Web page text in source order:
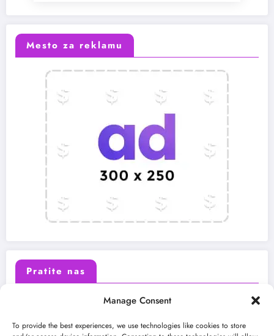
Manage Consent
To provide the best experiences, we use technologies like cookies to store
Mesto za reklamu
Pratite nas